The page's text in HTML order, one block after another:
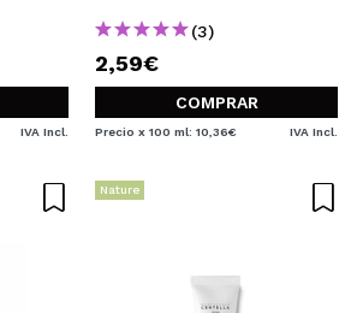
IVA Incl.
(3)
2,59€
COMPRAR
Precio x 100 ml: 10,36€ IVA Incl.
Nature